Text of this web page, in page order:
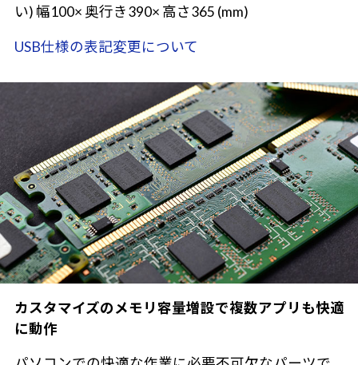
い) 幅100× 奥行き390× 高さ365 (mm)
USB仕様の表記変更について
カスタマイズのメモリ容量増設で複数アプリも快適
に動作